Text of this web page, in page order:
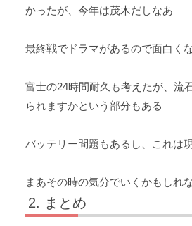
かったが、今年は茂木だしなあ
最終戦でドラマがあるので面白く
富士の24時間耐久も考えたが、流
られますかという部分もある
バッテリー問題もあるし、これは
まあその時の気分でいくかもしれ
まとめ